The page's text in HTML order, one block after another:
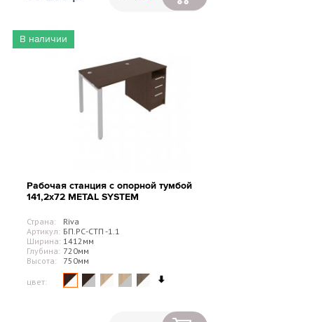
В наличии
Рабочая станция с опорной тумбой
141,2х72 METAL SYSTEM
Страна:
Riva
Артикул: БП.РС-СТП -1.1
Ширина: 1412мм
Глубина: 720мм
Высота:
750мм
цвет: